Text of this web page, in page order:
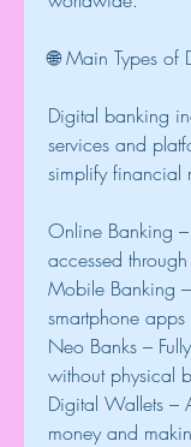
🌐 Main Types of
Digital banking
services and
simplify financial
Online Banking
accessed
Mobile Banking
smartphone apps
Neo Banks –
without physical
Digital Wallets –
money and